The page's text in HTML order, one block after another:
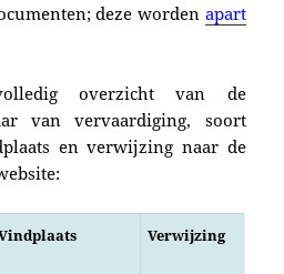
deze worden apart
overzicht van de
van vervaardiging, soort
en verwijzing naar de
Verwijzing